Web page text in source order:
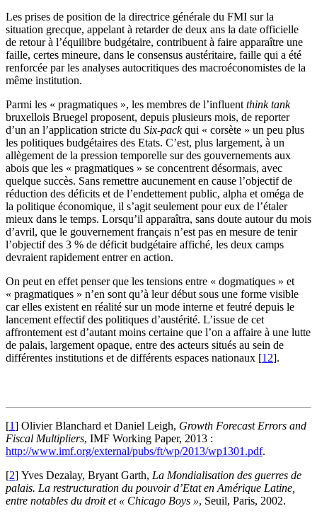
Les prises de position de la directrice générale du FMI sur la
situation grecque, appelant à retarder de deux ans la date officielle
de retour à l’équilibre budgétaire, contribuent à faire apparaître une
faille, certes mineure, dans le consensus austéritaire, faille qui a été
renforcée par les analyses autocritiques des macroéconomistes de la
même institution.
Parmi les « pragmatiques », les membres de l’influent think tank
bruxellois Bruegel proposent, depuis plusieurs mois, de reporter
d’un an l’application stricte du Six-packqui « corsète » un peu plus
les politiques budgétaires des Etats. C’est, plus largement, à un
allègement de la pression temporelle sur des gouvernements aux
abois que les « pragmatiques » se concentrent désormais, avec
quelque succès. Sans remettre aucunement en cause l’objectif de
réduction des déficits et de l’endettement public, alpha et oméga de
la politique économique, il s’agit seulement pour eux de l’étaler
mieux dans le temps. Lorsqu’il apparaîtra, sans doute autour du mois
d’avril, que le gouvernement français n’est pas en mesure de tenir
l’objectif des 3 % de déficit budgétaire affiché, les deux camps
devraient rapidement entrer en action.
On peut en effet penser que les tensions entre « dogmatiques » et
« pragmatiques » n’en sont qu’à leur début sous une forme visible
car elles existent en réalité sur un mode interne et feutré depuis le
lancement effectif des politiques d’austérité. L’issue de cet
affrontement est d’autant moins certaine que l’on a affaire à une lutte
de palais, largement opaque, entre des acteurs situés au sein de
différentes institutions et de différents espaces nationaux [12].
[1] Olivier Blanchard et Daniel Leigh, Growth Forecast Errors and
Fiscal Multipliers, IMF Working Paper, 2013 :
http://www.imf.org/external/pubs/ft/wp/2013/wp1301.pdf.
[2] Yves Dezalay, Bryant Garth, La Mondialisation des guerres de
palais. La restructuration du pouvoir d’Etat en Amérique Latine,
entre notables du droit et « Chicago Boys », Seuil, Paris, 2002.